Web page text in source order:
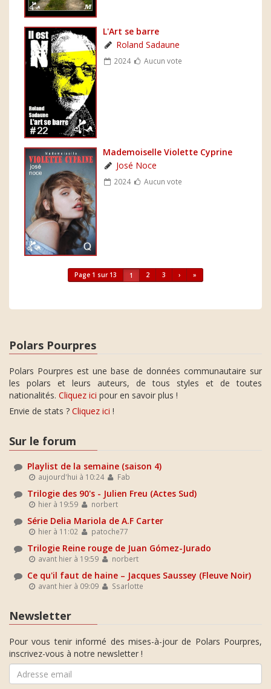
L'Art se barre
Roland Sadaune
2024 Aucun vote
Mademoiselle Violette Cyprine
José Noce
2024 Aucun vote
Page 1 sur 13 1 2 3 › »
Polars Pourpres
Polars Pourpres est une base de données communautaire sur
les polars et leurs auteurs, de tous styles et de toutes
nationalités. Cliquez ici pour en savoir plus !
Envie de stats ? Cliquez ici !
Sur le forum
Playlist de la semaine (saison 4)
aujourd'hui à 10:24 Fab
Trilogie des 90's - Julien Freu (Actes Sud)
hier à 19:59 norbert
Série Delia Mariola de A.F Carter
hier à 11:02 patoche77
Trilogie Reine rouge de Juan Gómez-Jurado
avant hier à 19:59 norbert
Ce qu'il faut de haine – Jacques Saussey (Fleuve Noir)
avant hier à 09:09 Ssarlotte
Newsletter
Pour vous tenir informé des mises-à-jour de Polars Pourpres,
inscrivez-vous à notre newsletter !